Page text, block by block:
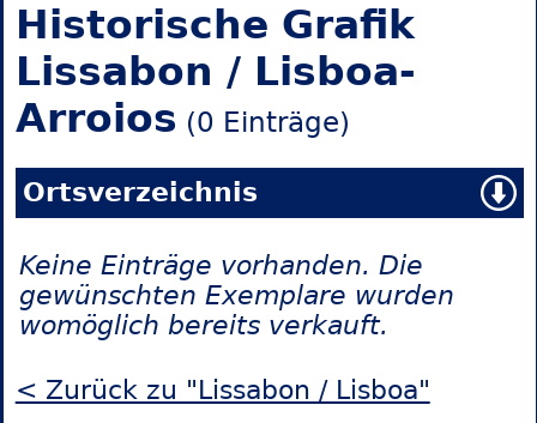
Historische Grafik
Lissabon / Lisboa-
Arroios (0 Einträge)
Ortsverzeichnis
Keine Einträge vorhanden. Die
gewünschten Exemplare wurden
womöglich bereits verkauft.
< Zurück zu "Lissabon / Lisboa"